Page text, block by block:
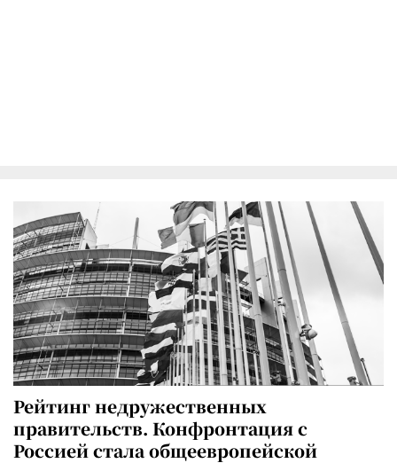
Рейтинг недружественных
правительств. Конфронтация с
Россией стала общеевропейской